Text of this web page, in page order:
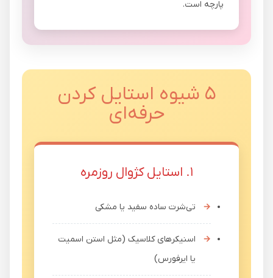
پارچه است.
۵ شیوه استایل کردن
حرفه‌ای
۱. استایل کژوال روزمره
تی‌شرت ساده سفید یا مشکی
اسنیکرهای کلاسیک (مثل استن اسمیت
یا ایرفورس)